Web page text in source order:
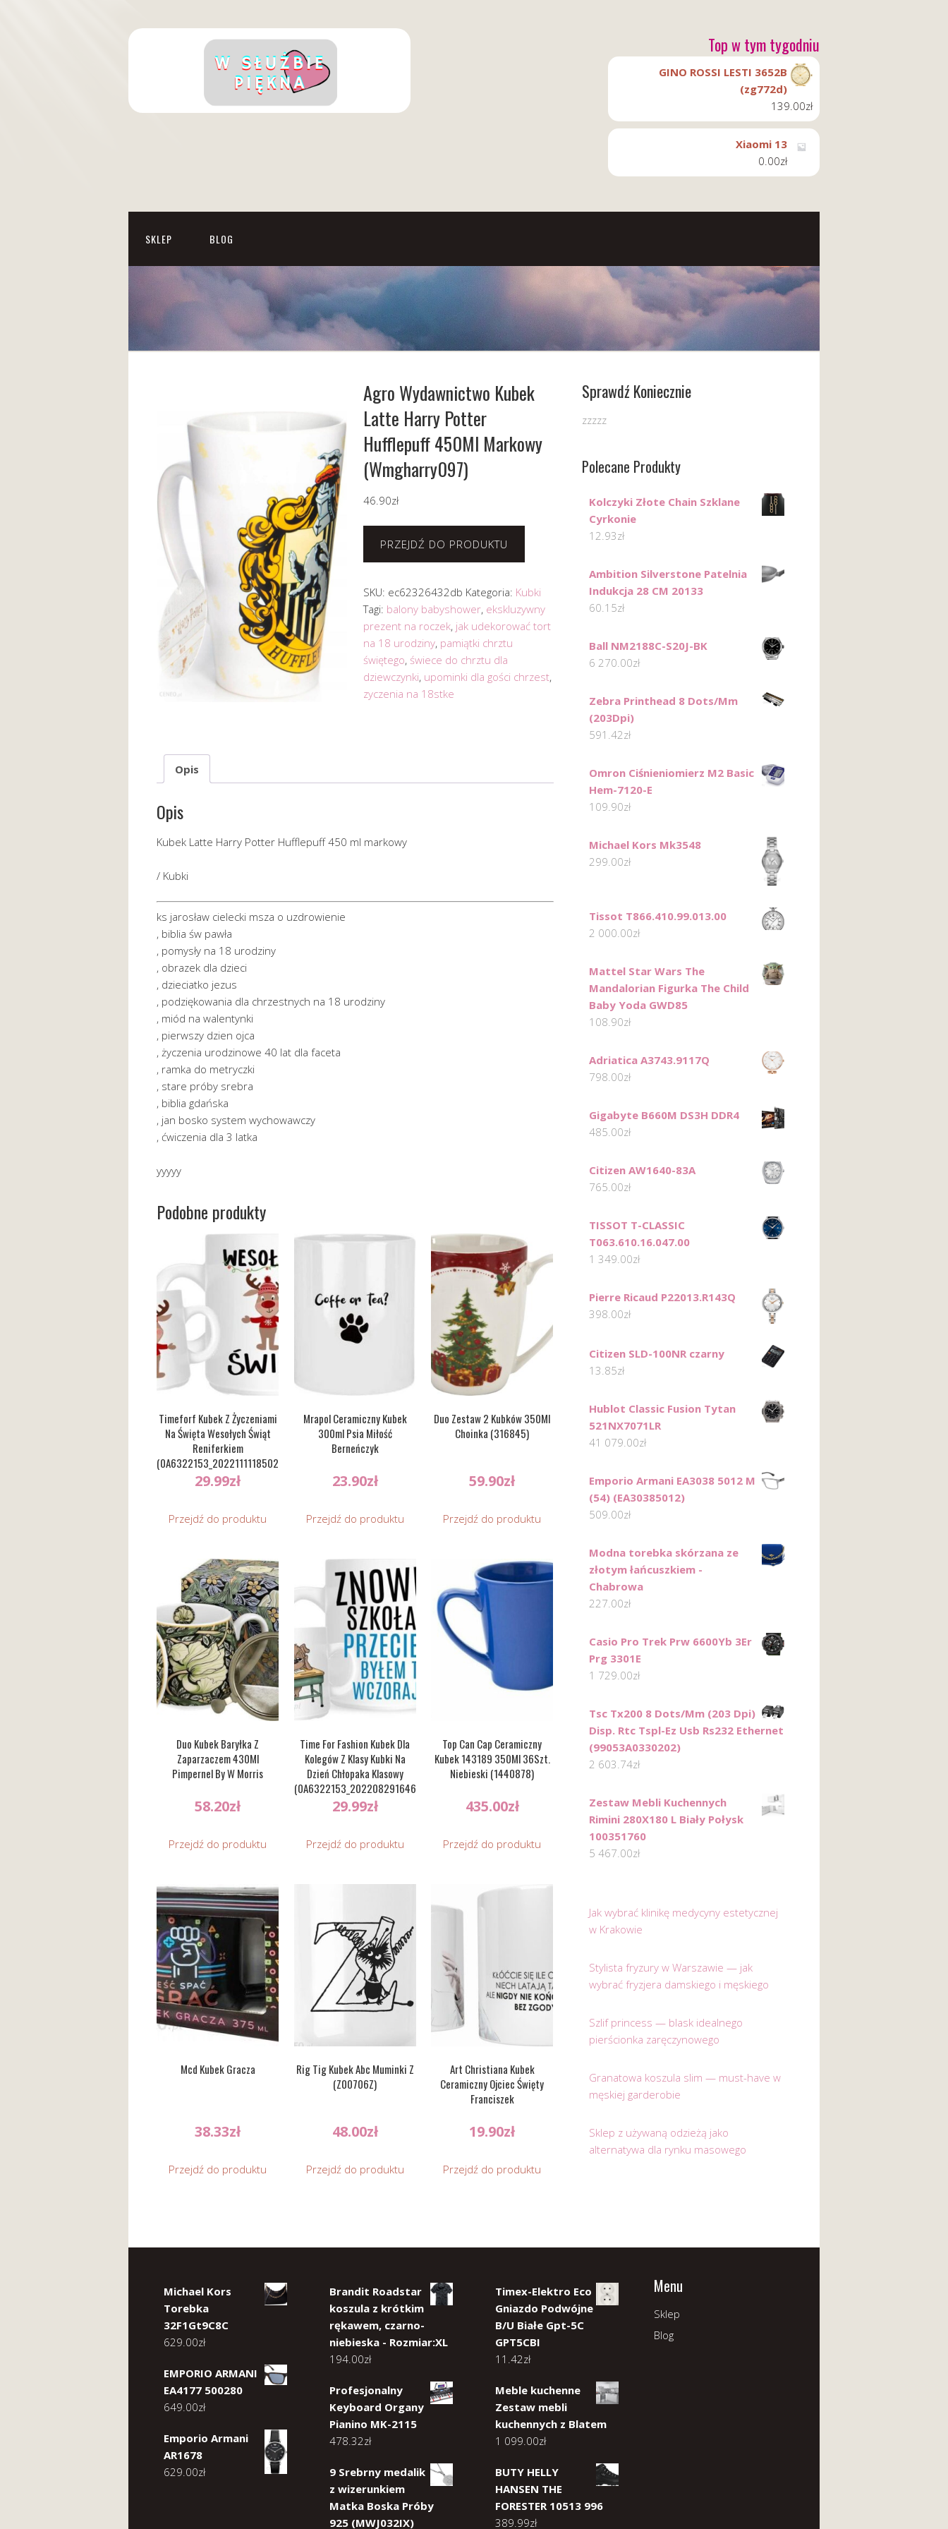
Top w tym tygodniu
GINO ROSSI LESTI 3652B
(zg772d)
139.00zł
Xiaomi 13
0.00zł
SKLEP BLOG
Agro Wydawnictwo Kubek
Latte Harry Potter
Hufflepuff 450Ml Markowy
(Wmgharry097)
46.90zł
PRZEJDŹ DO PRODUKTU
SKU: ec62326432db Kategoria: Kubki
Tagi: balony babyshower, ekskluzywny
prezent na roczek, jak udekorować tort
na 18 urodziny, pamiątki chrztu
świętego, świece do chrztu dla
dziewczynki, upominki dla gości chrzest,
zyczenia na 18stke
Opis
Opis
Kubek Latte Harry Potter Hufflepuff 450 ml markowy
/ Kubki
ks jarosław cielecki msza o uzdrowienie
, biblia św pawła
, pomysły na 18 urodziny
, obrazek dla dzieci
, dzieciatko jezus
, podziękowania dla chrzestnych na 18 urodziny
, miód na walentynki
, pierwszy dzien ojca
, życzenia urodzinowe 40 lat dla faceta
, ramka do metryczki
, stare próby srebra
, biblia gdańska
, jan bosko system wychowawczy
, ćwiczenia dla 3 latka
yyyyy
Podobne produkty
Timeforf Kubek Z Życzeniami
Na Święta Wesołych Świąt
Reniferkiem
(0A6322153_20221111185027)
29.99zł
Przejdź do produktu
Mrapol Ceramiczny Kubek
300ml Psia Miłość
Berneńczyk
23.90zł
Przejdź do produktu
Duo Zestaw 2 Kubków 350Ml
Choinka (316845)
59.90zł
Przejdź do produktu
Duo Kubek Baryłka Z
Zaparzaczem 430Ml
Pimpernel By W Morris
58.20zł
Przejdź do produktu
Time For Fashion Kubek Dla
Kolegów Z Klasy Kubki Na
Dzień Chłopaka Klasowy
(0A6322153_20220829164651)
29.99zł
Przejdź do produktu
Top Can Cap Ceramiczny
Kubek 143189 350Ml 36Szt.
Niebieski (1440878)
435.00zł
Przejdź do produktu
Mcd Kubek Gracza
38.33zł
Przejdź do produktu
Rig Tig Kubek Abc Muminki Z
(Z00706Z)
48.00zł
Przejdź do produktu
Art Christiana Kubek
Ceramiczny Ojciec Święty
Franciszek
19.90zł
Przejdź do produktu
Sprawdź Koniecznie
zzzzz
Polecane Produkty
Kolczyki Złote Chain Szklane
Cyrkonie
12.93zł
Ambition Silverstone Patelnia
Indukcja 28 CM 20133
60.15zł
Ball NM2188C-S20J-BK
6 270.00zł
Zebra Printhead 8 Dots/Mm
(203Dpi)
591.42zł
Omron Ciśnieniomierz M2 Basic
Hem-7120-E
109.90zł
Michael Kors Mk3548
299.00zł
Tissot T866.410.99.013.00
2 000.00zł
Mattel Star Wars The
Mandalorian Figurka The Child
Baby Yoda GWD85
108.90zł
Adriatica A3743.9117Q
798.00zł
Gigabyte B660M DS3H DDR4
485.00zł
Citizen AW1640-83A
765.00zł
TISSOT T-CLASSIC
T063.610.16.047.00
1 349.00zł
Pierre Ricaud P22013.R143Q
398.00zł
Citizen SLD-100NR czarny
13.85zł
Hublot Classic Fusion Tytan
521NX7071LR
41 079.00zł
Emporio Armani EA3038 5012 M
(54) (EA30385012)
509.00zł
Modna torebka skórzana ze
złotym łańcuszkiem -
Chabrowa
227.00zł
Casio Pro Trek Prw 6600Yb 3Er
Prg 3301E
1 729.00zł
Tsc Tx200 8 Dots/Mm (203 Dpi)
Disp. Rtc Tspl-Ez Usb Rs232 Ethernet
(99053A0330202)
2 603.74zł
Zestaw Mebli Kuchennych
Rimini 280X180 L Biały Połysk
100351760
5 467.00zł
Jak wybrać klinikę medycyny estetycznej
w Krakowie
Stylista fryzury w Warszawie — jak
wybrać fryzjera damskiego i męskiego
Szlif princess — blask idealnego
pierścionka zaręczynowego
Granatowa koszula slim — must-have w
męskiej garderobie
Sklep z używaną odzieżą jako
alternatywa dla rynku masowego
Michael Kors
Torebka
32F1Gt9C8C
629.00zł
EMPORIO ARMANI
EA4177 500280
649.00zł
Emporio Armani
AR1678
629.00zł
Brandit Roadstar
koszula z krótkim
rękawem, czarno-
niebieska - Rozmiar:XL
194.00zł
Profesjonalny
Keyboard Organy
Pianino MK-2115
478.32zł
9 Srebrny medalik
z wizerunkiem
Matka Boska Próby
925 (MWJ032IX)
Timex-Elektro Eco
Gniazdo Podwójne
B/U Białe Gpt-5C
GPT5CBI
11.42zł
Meble kuchenne
Zestaw mebli
kuchennych z Blatem
1 099.00zł
BUTY HELLY
HANSEN THE
FORESTER 10513 996
389.99zł
Menu
Sklep
Blog